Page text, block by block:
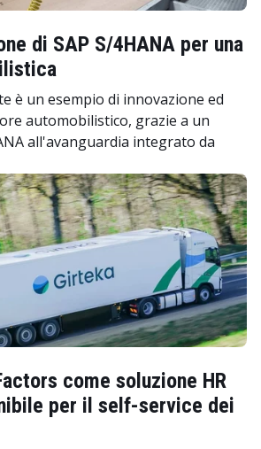
di SAP S/4HANA per una
è un esempio di innovazione ed
automobilistico, grazie a un
all'avanguardia integrato da
come soluzione HR
per il self-service dei